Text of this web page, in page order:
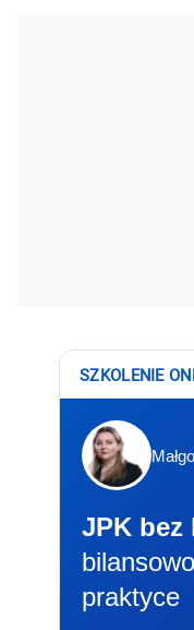
SZKOLENIE
JPK bez
praktyce